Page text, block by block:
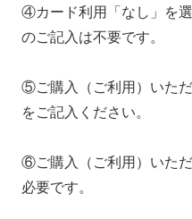
④カード利用「なし」を
のご記入は不要です。
⑤ご購入（ご利用）いた
をご記入ください。
⑥ご購入（ご利用）いた
必要です。